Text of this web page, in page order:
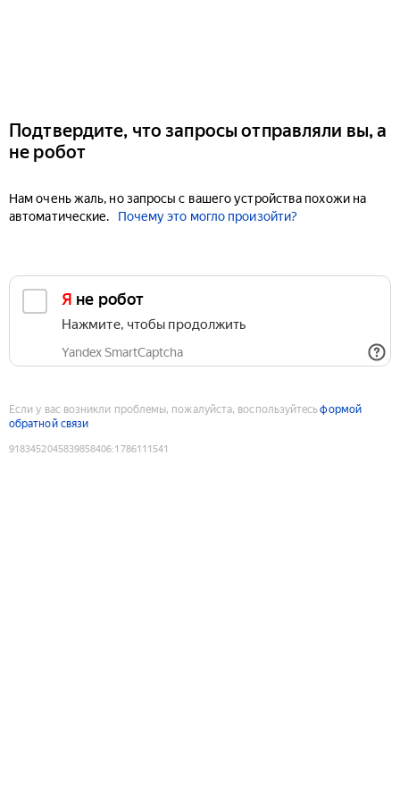
Подтвердите, что запросы отправляли вы, а
не робот
Нам очень жаль, но запросы с вашего устройства похожи на
автоматические.
Почему это могло произойти?
Я не робот
Нажмите, чтобы продолжить
Yandex SmartCaptcha
Если у вас возникли проблемы, пожалуйста, воспользуйтесьформой
обратной связи
9183452045839858406:1786111541